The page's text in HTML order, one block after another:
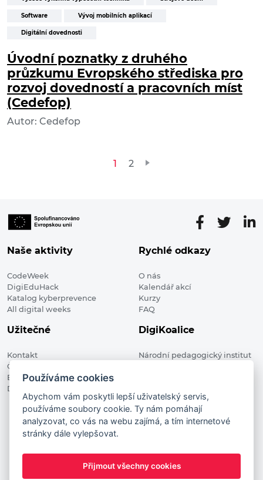
Software Vývoj mobilních aplikací
Digitální dovednosti
Úvodní poznatky z druhého
průzkumu Evropského střediska pro
rozvoj dovedností a pracovních míst
(Cedefop)
Autor: Cedefop
Stránkování
1 2
Naše aktivity
CodeWeek
DigiEduHack
Katalog kyberprevence
All digital weeks
Rychlé odkazy
O nás
Kalendář akcí
Kurzy
FAQ
Užitečné
Kontakt
Členské organizace
Blog
Digitalizace ve vzdělávání
DigiKoalice
Národní pedagogický institut
DigiKoalice 2021. All rights reserved
Vstup do administrace
This project has received funding from the European
Commission Innovation and Networks Executive Agency (now
Používáme cookies
Abychom vám poskytli lepší uživatelský servis,
používáme soubory cookie. Ty nám pomáhají
analyzovat, co vás na webu zajímá, a tím internetové
stránky dále vylepšovat.
Přijmout všechny cookies